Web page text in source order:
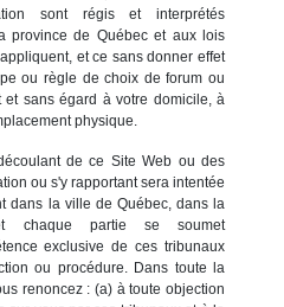
sont régis et interprétés
province de Québec et aux lois
et ce sans donner effet
ou règle de choix de forum ou
sans égard à votre domicile, à
physique.
de ce Site Web ou des
ou s'y rapportant sera intentée
dans la ville de Québec, dans la
chaque partie se soumet
exclusive de ces tribunaux
ou procédure. Dans toute la
renoncez : (a) à toute objection